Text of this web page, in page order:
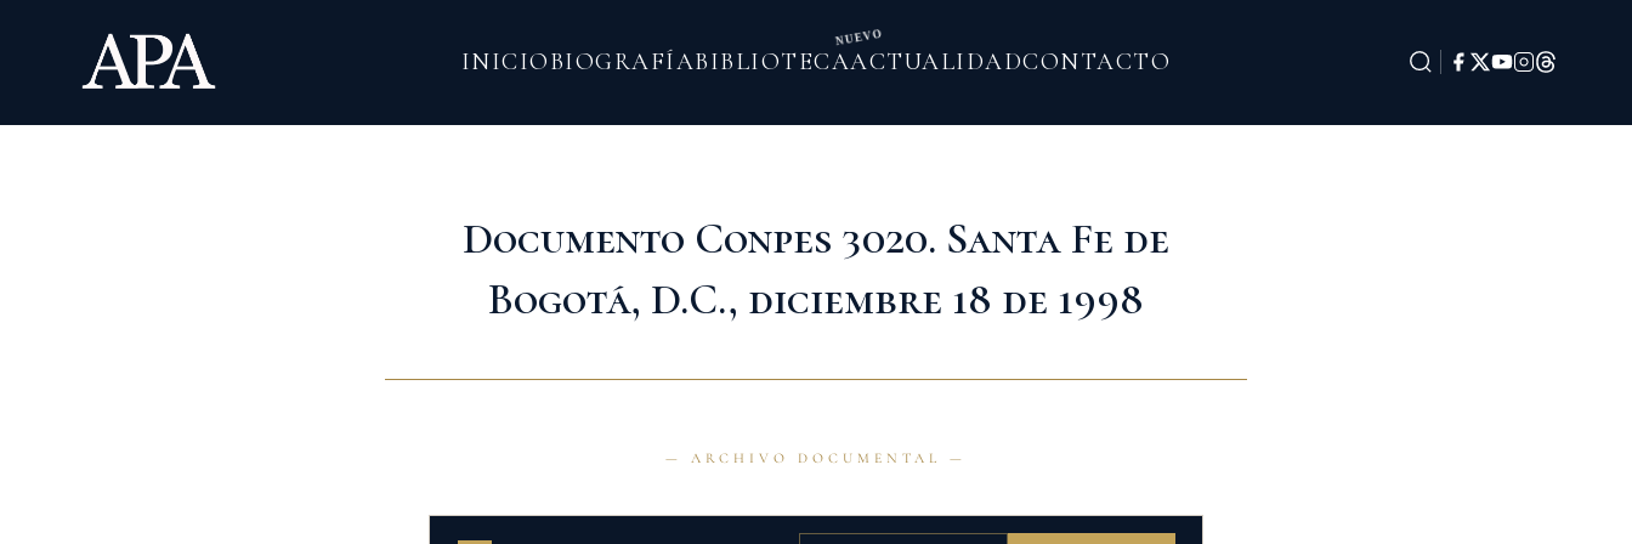
contenido
INICIOBIOGRAFÍABIBLIOTECA
NUEVO
ACTUALIDADCONTACTO
Documento Conpes 3020. Santa Fe de
Bogotá, D.C., diciembre 18 de 1998